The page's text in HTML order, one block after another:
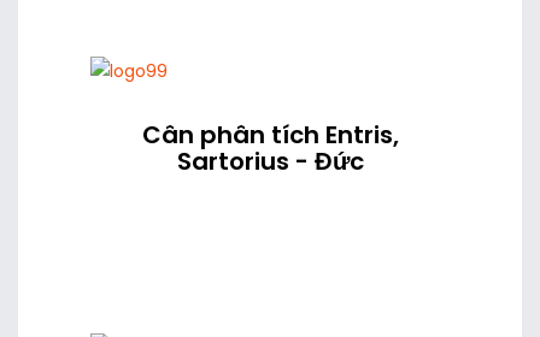
Cân phân tích Entris,
Sartorius - Đức